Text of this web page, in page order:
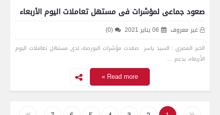
صعود جماعى لمؤشرات فى مستهل تعاملات اليوم الأربعاء
غير معروف 06 يناير 2021 (0)
الخبر المصري : السيد ياسر صعدت مؤشرات البورصة، لدى مستهل تعاملات اليوم
الأربعاء، بدعم …
Read more »